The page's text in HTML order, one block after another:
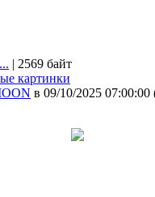
| 2569 байт
картинки
в 09/10/2025 07:00:00